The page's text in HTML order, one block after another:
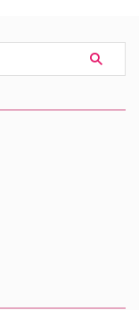
ぞれの能力を生かし、
には手段も選ばず他の